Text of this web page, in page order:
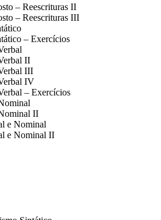
– Reescrituras II
– Reescrituras III
– Exercícios
II
III
IV
– Exercícios
II
e Nominal
e Nominal II